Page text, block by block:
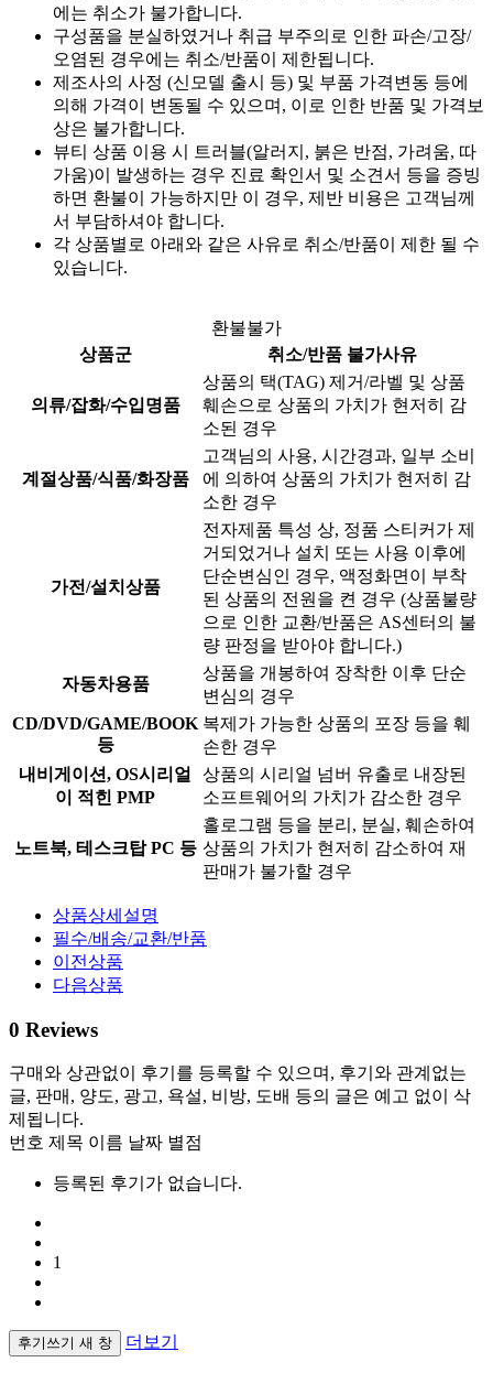
에는 취소가 불가합니다.
구성품을 분실하였거나 취급 부주의로 인한 파손/고장/
오염된 경우에는 취소/반품이 제한됩니다.
제조사의 사정 (신모델 출시 등) 및 부품 가격변동 등에
의해 가격이 변동될 수 있으며, 이로 인한 반품 및 가격보
상은 불가합니다.
뷰티 상품 이용 시 트러블(알러지, 붉은 반점, 가려움, 따
가움)이 발생하는 경우 진료 확인서 및 소견서 등을 증빙
하면 환불이 가능하지만 이 경우, 제반 비용은 고객님께
서 부담하셔야 합니다.
각 상품별로 아래와 같은 사유로 취소/반품이 제한 될 수
있습니다.
환불불가
상품군
취소/반품 불가사유
의류/잡화/수입명품
상품의 택(TAG) 제거/라벨 및 상품
훼손으로 상품의 가치가 현저히 감
소된 경우
계절상품/식품/화장품
고객님의 사용, 시간경과, 일부 소비
에 의하여 상품의 가치가 현저히 감
소한 경우
가전/설치상품
전자제품 특성 상, 정품 스티커가 제
거되었거나 설치 또는 사용 이후에
단순변심인 경우, 액정화면이 부착
된 상품의 전원을 켠 경우 (상품불량
으로 인한 교환/반품은 AS센터의 불
량 판정을 받아야 합니다.)
자동차용품
상품을 개봉하여 장착한 이후 단순
변심의 경우
CD/DVD/GAME/BOOK
등
복제가 가능한 상품의 포장 등을 훼
손한 경우
내비게이션, OS시리얼
이 적힌 PMP
상품의 시리얼 넘버 유출로 내장된
소프트웨어의 가치가 감소한 경우
노트북, 테스크탑 PC 등
홀로그램 등을 분리, 분실, 훼손하여
상품의 가치가 현저히 감소하여 재
판매가 불가할 경우
상품상세설명
필수/배송/교환/반품
이전상품
다음상품
0 Reviews
구매와 상관없이 후기를 등록할 수 있으며, 후기와 관계없는
글, 판매, 양도, 광고, 욕설, 비방, 도배 등의 글은 예고 없이 삭
제됩니다.
번호 제목 이름 날짜 별점
등록된 후기가 없습니다.
1
후기쓰기 새 창 더보기